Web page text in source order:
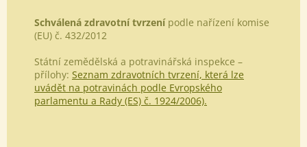
Schválená zdravotní tvrzenípodle nařízení komise
(EU) č. 432/2012
Státní zemědělská a potravinářská inspekce –
přílohy: Seznam zdravotních tvrzení, která lze
uvádět na potravinách podle Evropského
parlamentu a Rady (ES) č. 1924/2006).